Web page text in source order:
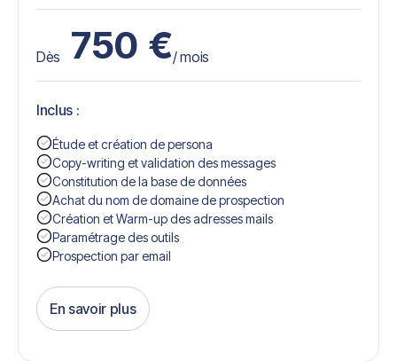
Dès 750 €/ mois
Inclus :
Étude et création de persona
Copy-writing et validation des messages
Constitution de la base de données
Achat du nom de domaine de prospection
Création et Warm-up des adresses mails
Paramétrage des outils
Prospection par email
En savoir plus
Get Started